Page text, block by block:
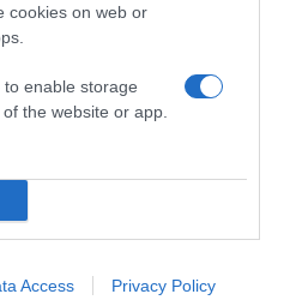
cookies on web or
enable storage
the website or app.
Access Privacy Policy